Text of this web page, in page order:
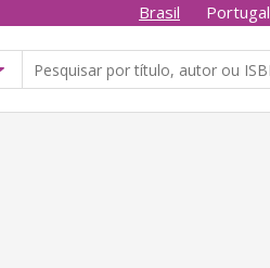
Brasil Portugal